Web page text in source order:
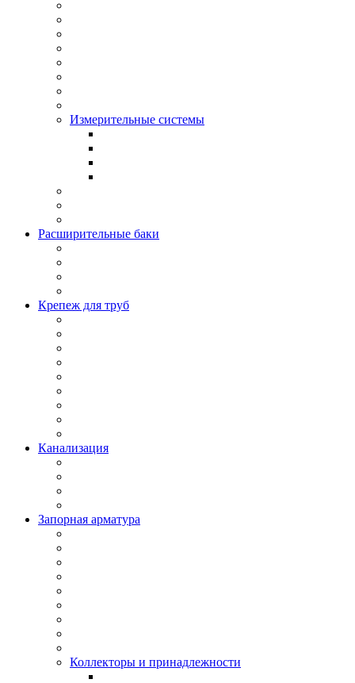
Измерительные системы
Расширительные баки
Крепеж для труб
Канализация
Запорная арматура
Коллекторы и принадлежности